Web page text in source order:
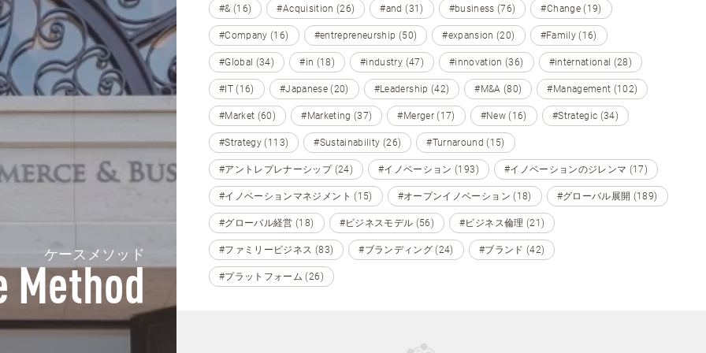
ケースメソッド
Method
#& (16) #Acquisition (26) #and (31) #business (76) #Change (19)
#Company (16) #entrepreneurship (50) #expansion (20) #Family (16)
#Global (34) #in (18) #industry (47) #innovation (36) #international (28)
#IT (16) #Japanese (20) #Leadership (42) #M&A (80) #Management (102)
#Market (60) #Marketing (37) #Merger (17) #New (16) #Strategic (34)
#Strategy (113) #Sustainability (26) #Turnaround (15)
#アントレプレナーシップ (24) #イノベーション (193) #イノベーションのジレンマ (17)
#イノベーションマネジメント (15) #オープンイノベーション (18) #グローバル展開 (189)
#グローバル経営 (18) #ビジネスモデル (56) #ビジネス倫理 (21)
#ファミリービジネス (83) #ブランディング (24) #ブランド (42)
#プラットフォーム (26)